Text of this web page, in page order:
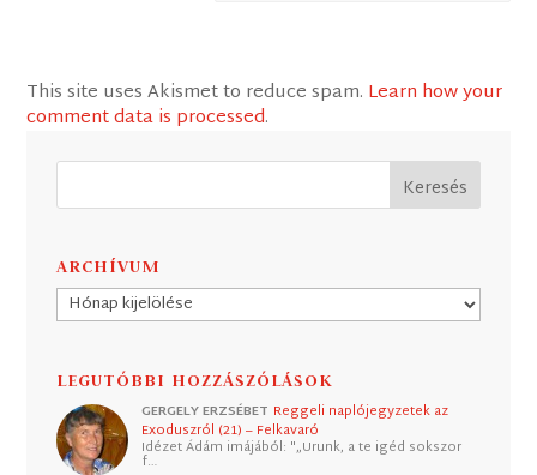
This site uses Akismet to reduce spam. Learn how your
comment data is processed.
ARCHÍVUM
Archívum
LEGUTÓBBI HOZZÁSZÓLÁSOK
GERGELY ERZSÉBET Reggeli naplójegyzetek az
Exoduszról (21) – Felkavaró
Idézet Ádám imájából: "„Urunk, a te igéd sokszor
f…